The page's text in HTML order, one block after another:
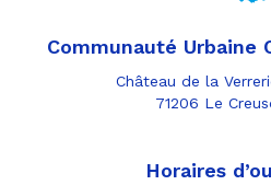
Communauté Urbaine
Château de la
71206 Le
Horaires